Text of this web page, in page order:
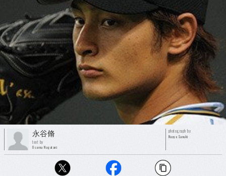
永谷脩
text by
Osamu Nagatani
photograph by
Naoya Sanuki